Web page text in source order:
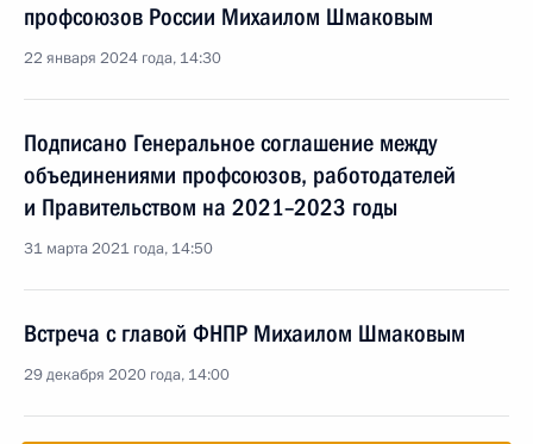
профсоюзов России Михаилом Шмаковым
22 января 2024 года, 14:30
Подписано Генеральное соглашение между
объединениями профсоюзов, работодателей
и Правительством на 2021–2023 годы
31 марта 2021 года, 14:50
Встреча с главой ФНПР Михаилом Шмаковым
29 декабря 2020 года, 14:00